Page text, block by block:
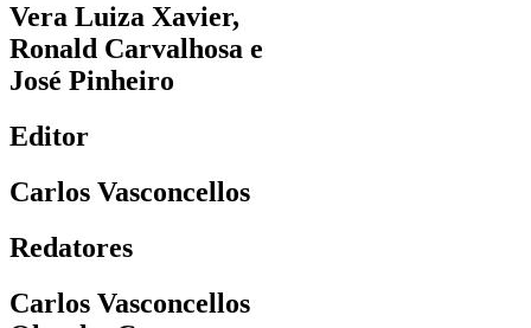
Vera Luiza Xavier,
Ronald Carvalhosa e
José Pinheiro
Editor
Carlos Vasconcellos
Redatores
Carlos Vasconcellos